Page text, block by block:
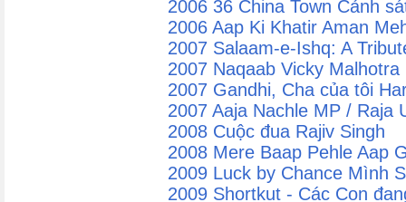
2006 36 China Town Cảnh
2006 Aap Ki Khatir Aman
2007 Salaam-e-Ishq: A
2007 Naqaab Vicky Malhotra
2007 Gandhi, Cha của tôi
2007 Aaja Nachle MP / Raja
2008 Cuộc đua Rajiv Singh
2008 Mere Baap Pehle Aap
2009 Luck by Chance Mình
2009 Shortkut - Các Con